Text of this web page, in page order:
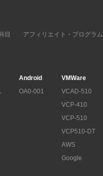
目 アフィリエイト・プログラム
Android
OA0-001
VMWare
VCAD-510
VCP-410
VCP-510
VCP510-DT
AWS
Google